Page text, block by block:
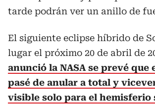
tarde podrán ver un anillo de
El siguiente eclipse híbrido de
lugar el próximo 20 de abril de
anunció la NASA se prevé que
pasé de anular a total y
visible solo para el hemisferio